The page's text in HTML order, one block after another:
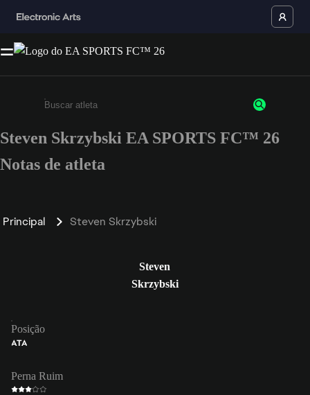
Insira pelo menos 3 caracteres ou números
Steven Skrzybski EA SPORTS FC™ 26
Notas de atleta
Principal Steven Skrzybski
Steven
Skrzybski
Posição
ATA
Perna Ruim